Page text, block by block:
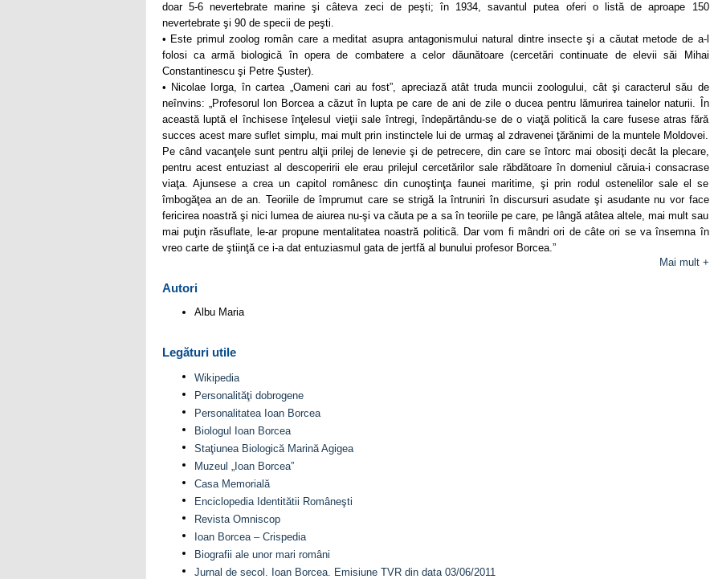
doar 5-6 nevertebrate marine şi câteva zeci de peşti; în 1934, savantul putea oferi o listă de aproape 150
nevertebrate şi 90 de specii de peşti.
• Este primul zoolog român care a meditat asupra antagonismului natural dintre insecte şi a căutat metode de a-l
folosi ca armă biologică în opera de combatere a celor dăunătoare (cercetări continuate de elevii săi Mihai
Constantinescu şi Petre Şuster).
• Nicolae Iorga, în cartea „Oameni cari au fost”, apreciază atât truda muncii zoologului, cât şi caracterul său de
neînvins: „Profesorul lon Borcea a căzut în lupta pe care de ani de zile o ducea pentru lămurirea tainelor naturii. În
această luptă el închisese înţelesul vieţii sale întregi, îndepărtându-se de o viaţă politică la care fusese atras fără
succes acest mare suflet simplu, mai mult prin instinctele lui de urmaş al zdravenei ţărănimi de la muntele Moldovei.
Pe când vacanţele sunt pentru alţii prilej de lenevie şi de petrecere, din care se întorc mai obosiţi decât la plecare,
pentru acest entuziast al descoperirii ele erau prilejul cercetărilor sale răbdătoare în domeniul căruia-i consacrase
viaţa. Ajunsese a crea un capitol românesc din cunoştinţa faunei maritime, şi prin rodul ostenelilor sale el se
îmbogăţea an de an. Teoriile de împrumut care se strigă la întruniri în discursuri asudate şi asudante nu vor face
fericirea noastră şi nici lumea de aiurea nu-şi va căuta pe a sa în teoriile pe care, pe lângă atâtea altele, mai mult sau
mai puţin răsuflate, le-ar propune mentalitatea noastră politicã. Dar vom fi mândri ori de câte ori se va însemna în
vreo carte de ştiinţă ce i-a dat entuziasmul gata de jertfă al bunului profesor Borcea.”
Mai mult +
Autori
Albu Maria
Legături utile
Wikipedia
Personalităţi dobrogene
Personalitatea Ioan Borcea
Biologul Ioan Borcea
Staţiunea Biologică Marină Agigea
Muzeul „Ioan Borcea”
Casa Memorială
Enciclopedia Identitătii Româneşti
Revista Omniscop
Ioan Borcea – Crispedia
Biografii ale unor mari români
Jurnal de secol. Ioan Borcea. Emisiune TVR din data 03/06/2011